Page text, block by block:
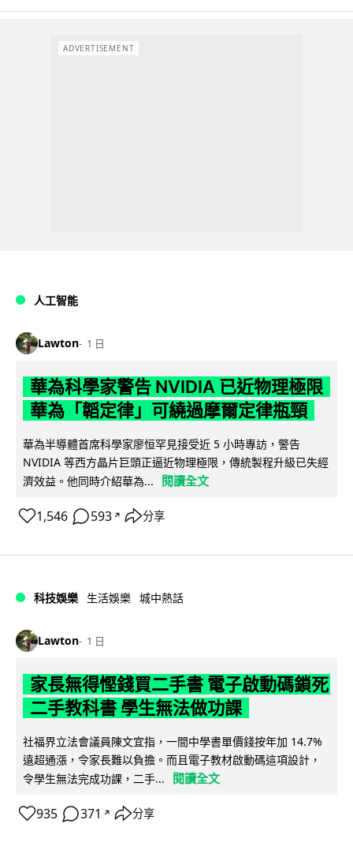
ADVERTISEMENT
人工智能
Lawton 1 日
華為科學家警告 NVIDIA 已近物理極限
華為「韜定律」可繞過摩爾定律瓶頸
華為半導體首席科學家廖恒罕見接受近 5 小時專訪，警告
NVIDIA 等西方晶片巨頭正逼近物理極限，傳統製程升級已失經
濟效益。他同時介紹華為...
閱讀全文
1,546 593 ↗ 分享
科技娛樂 生活娛樂 城中熱話
Lawton 1 日
家長無得慳錢買二手書 電子啟動碼鎖死
二手教科書 學生無法做功課
社福界立法會議員陳文宜指，一間中學書單價錢按年加 14.7%
遠超通漲，令家長難以負擔。而且電子教材啟動碼這項設計，
令學生無法完成功課，二手...
閱讀全文
935 371 ↗ 分享